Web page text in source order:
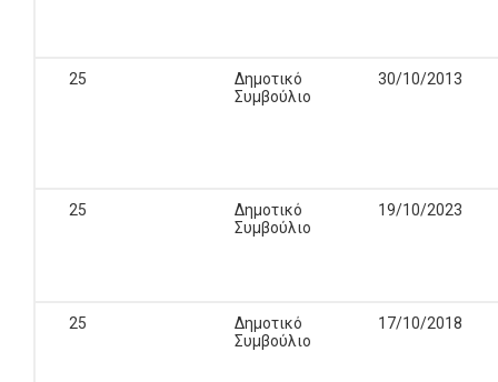
25
Δημοτικό
Συμβούλιο
30/10/2013
25
Δημοτικό
Συμβούλιο
19/10/2023
25
Δημοτικό
Συμβούλιο
17/10/2018